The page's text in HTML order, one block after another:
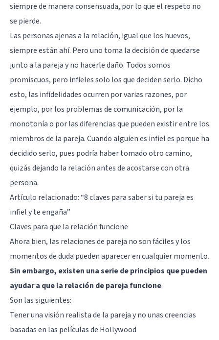
siempre de manera consensuada, por lo que el respeto no
se pierde.
Las personas ajenas a la relación, igual que los huevos,
siempre están ahí. Pero uno toma la decisión de quedarse
junto a la pareja y no hacerle daño. Todos somos
promiscuos, pero infieles solo los que deciden serlo. Dicho
esto, las infidelidades ocurren por varias razones, por
ejemplo, por los problemas de comunicación, por la
monotonía o por las diferencias que pueden existir entre los
miembros de la pareja. Cuando alguien es infiel es porque ha
decidido serlo, pues podría haber tomado otro camino,
quizás dejando la relación antes de acostarse con otra
persona.
Artículo relacionado: “8 claves para saber si tu pareja es
infiel y te engaña”
Claves para que la relación funcione
Ahora bien, las relaciones de pareja no son fáciles y los
momentos de duda pueden aparecer en cualquier momento.
Sin embargo, existen una serie de principios que pueden
ayudar a que la relación de pareja funcione.
Son las siguientes:
Tener una visión realista de la pareja y no unas creencias
basadas en las películas de Hollywood